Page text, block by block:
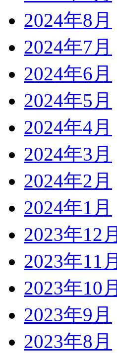
2024年8月
2024年7月
2024年6月
2024年5月
2024年4月
2024年3月
2024年2月
2024年1月
2023年12月
2023年11月
2023年10月
2023年9月
2023年8月